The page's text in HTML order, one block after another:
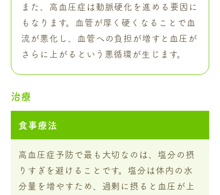
また、高血圧症は動脈硬化を進める要因に
もなります。血管が厚く硬くなることで血
流が悪化し、血管への負担が増すと血圧が
さらに上がるという悪循環が生じます。
治療
食事療法
高血圧症予防で最も大切なのは、塩分の摂
りすぎを避けることです。塩分は体内の水
分量を増やすため、過剰に摂ると血圧が上